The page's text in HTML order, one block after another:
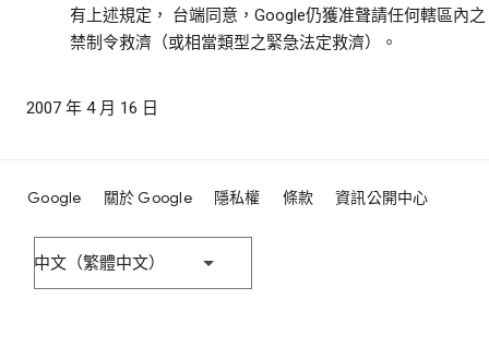
有上述規定， 台端同意，Google仍獲准聲請任何轄區內之
禁制令救濟（或相當類型之緊急法定救濟）。
2007 年 4 月 16 日
Google 關於 Google 隱私權 條款 資訊公開中心
中文（繁體中文）